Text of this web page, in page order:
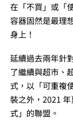
在「不買」或「
容器固然是最理
身上！
延續過去兩年針
了繼續與超市、
式，以「可重複
裝之外，2021
式」的聯盟。